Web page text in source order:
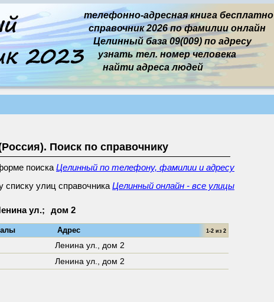
телефонно-адресная книга бесплатно
справочник 2026 по фамилии онлайн
Целинный база 09(009) по адресу
узнать тел. номер человека
найти адреса людей
Поиск по справочнику
поиска Целинный по телефону, фамилии и адресу
списку улиц справочника Целинный онлайн - все улицы
ул.; дом 2
Адрес 1-2 из 2
Ленина ул., дом 2
Ленина ул., дом 2